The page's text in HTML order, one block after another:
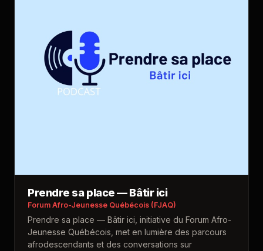
Prendre sa place — Bâtir ici
Forum Afro-Jeunesse Québécois (FJAQ)
Prendre sa place — Bâtir ici, initiative du Forum Afro-
Jeunesse Québécois, met en lumière des parcours
afrodescendants et des conversations sur